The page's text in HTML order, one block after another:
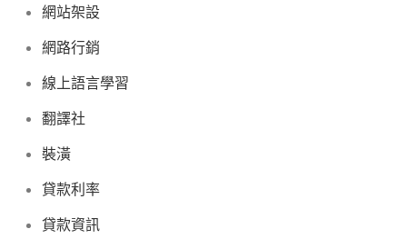
網站架設
網路行銷
線上語言學習
翻譯社
裝潢
貸款利率
貸款資訊